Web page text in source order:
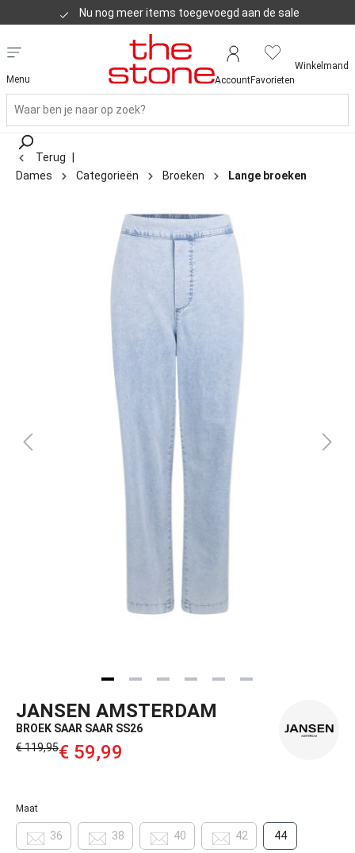
Nu nog meer items toegevoegd aan de sale
Klanten geven ons een 8,8
Menu AccountFavorieten
Winkelmand
Terug
Dames
Categorieën Broeken Lange broeken
JANSEN AMSTERDAM
BROEK SAAR SAAR SS26
€ 119,95‌€ 59,99‌
Maat
36 38 40 42 44